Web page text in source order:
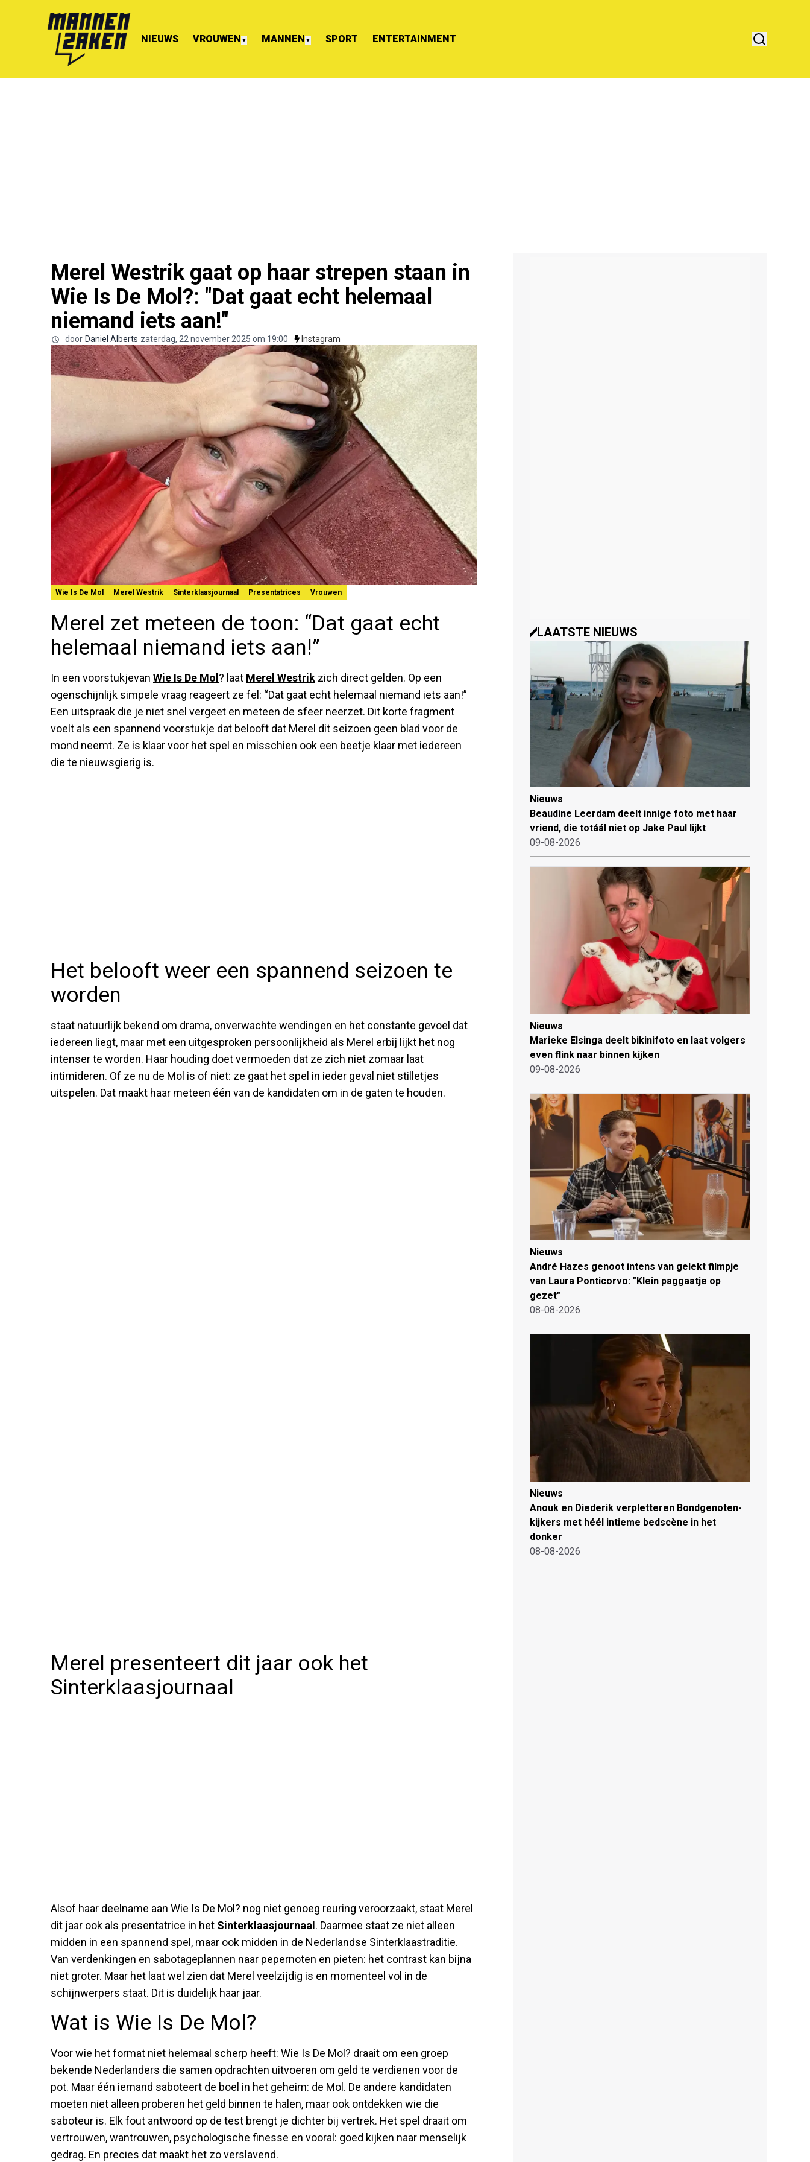
NIEUWS VROUWEN ▼ MANNEN ▼ SPORT ENTERTAINMENT
Merel Westrik gaat op haar strepen staan in
Wie Is De Mol?: "Dat gaat echt helemaal
niemand iets aan!"
door Daniel Alberts zaterdag, 22 november 2025 om 19:00 Instagram
Wie Is De Mol Merel Westrik Sinterklaasjournaal Presentatrices Vrouwen
Merel zet meteen de toon: “Dat gaat echt
helemaal niemand iets aan!”
In een voorstukjevan Wie Is De Mol ? laat Merel Westrik zich direct gelden. Op een
ogenschijnlijk simpele vraag reageert ze fel: “Dat gaat echt helemaal niemand iets aan!”
Een uitspraak die je niet snel vergeet en meteen de sfeer neerzet. Dit korte fragment
voelt als een spannend voorstukje dat belooft dat Merel dit seizoen geen blad voor de
mond neemt. Ze is klaar voor het spel en misschien ook een beetje klaar met iedereen
die te nieuwsgierig is.
Het belooft weer een spannend seizoen te
worden
staat natuurlijk bekend om drama, onverwachte wendingen en het constante gevoel dat
iedereen liegt, maar met een uitgesproken persoonlijkheid als Merel erbij lijkt het nog
intenser te worden. Haar houding doet vermoeden dat ze zich niet zomaar laat
intimideren. Of ze nu de Mol is of niet: ze gaat het spel in ieder geval niet stilletjes
uitspelen. Dat maakt haar meteen één van de kandidaten om in de gaten te houden.
Merel presenteert dit jaar ook het
Sinterklaasjournaal
Alsof haar deelname aan Wie Is De Mol? nog niet genoeg reuring veroorzaakt, staat Merel
dit jaar ook als presentatrice in het Sinterklaasjournaal . Daarmee staat ze niet alleen
midden in een spannend spel, maar ook midden in de Nederlandse Sinterklaastraditie.
Van verdenkingen en sabotageplannen naar pepernoten en pieten: het contrast kan bijna
niet groter. Maar het laat wel zien dat Merel veelzijdig is en momenteel vol in de
schijnwerpers staat. Dit is duidelijk haar jaar.
Wat is Wie Is De Mol?
Voor wie het format niet helemaal scherp heeft: Wie Is De Mol? draait om een groep
bekende Nederlanders die samen opdrachten uitvoeren om geld te verdienen voor de
pot. Maar één iemand saboteert de boel in het geheim: de Mol. De andere kandidaten
moeten niet alleen proberen het geld binnen te halen, maar ook ontdekken wie die
saboteur is. Elk fout antwoord op de test brengt je dichter bij vertrek. Het spel draait om
vertrouwen, wantrouwen, psychologische finesse en vooral: goed kijken naar menselijk
gedrag. En precies dat maakt het zo verslavend.
LAATSTE NIEUWS
Nieuws
Beaudine Leerdam deelt innige foto met haar
vriend, die totáál niet op Jake Paul lijkt
09-08-2026
Nieuws
Marieke Elsinga deelt bikinifoto en laat volgers
even flink naar binnen kijken
09-08-2026
Nieuws
André Hazes genoot intens van gelekt filmpje
van Laura Ponticorvo: "Klein paggaatje op
gezet"
08-08-2026
Nieuws
Anouk en Diederik verpletteren Bondgenoten-
kijkers met héél intieme bedscène in het
donker
08-08-2026